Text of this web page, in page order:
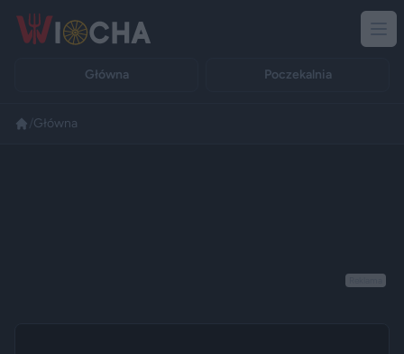
Główna Poczekalnia
Główna